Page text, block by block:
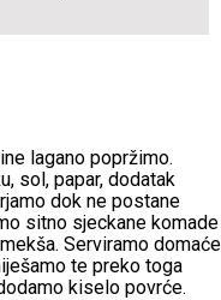
lagano popržimo.
sol, papar, dodatak
dok ne postane
sitno sjeckane komade
Serviramo domaće
te preko toga
kiselo povrće.